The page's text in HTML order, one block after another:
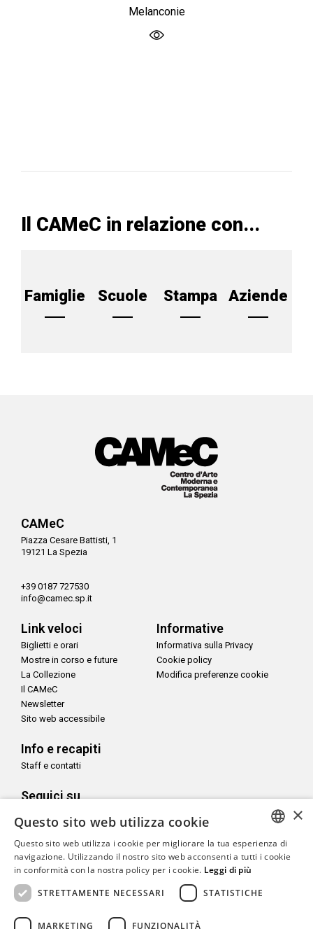
Melanconie
Il CAMeC in relazione con...
Famiglie Scuole Stampa Aziende
CAMeC
Piazza Cesare Battisti, 1
19121 La Spezia
+39 0187 727530
info@camec.sp.it
Link veloci
Biglietti e orari
Mostre in corso e future
La Collezione
Il CAMeC
Newsletter
Sito web accessibile
Informative
Informativa sulla Privacy
Cookie policy
Modifica preferenze cookie
Info e recapiti
Staff e contatti
Seguici su
Con il sostegno di
ITALIAN
×
Questo sito web utilizza cookie
Questo sito web utilizza i cookie per migliorare la tua esperienza di
navigazione. Utilizzando il nostro sito web acconsenti a tutti i cookie
in conformità con la nostra policy per i cookie. Leggi di più
STRETTAMENTE NECESSARI
STATISTICHE
MARKETING FUNZIONALITÀ